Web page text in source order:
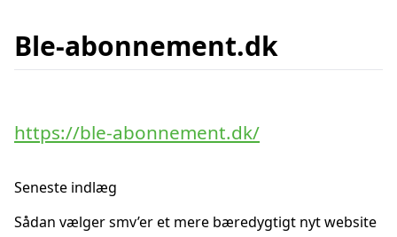
Ble-abonnement.dk
https://ble-abonnement.dk/
Seneste indlæg
Sådan vælger smv’er et mere bæredygtigt nyt website